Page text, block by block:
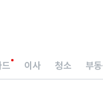
드 이사 청소 부